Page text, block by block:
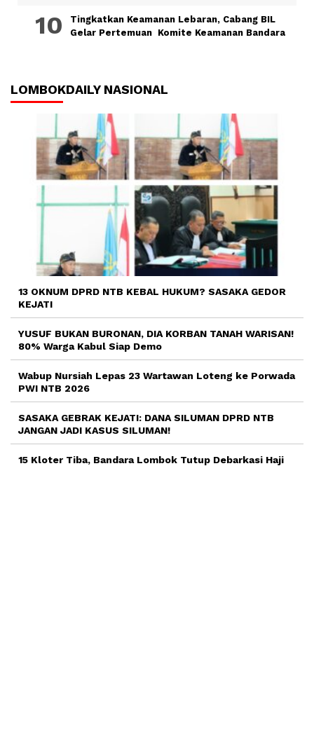
Tingkatkan Keamanan Lebaran, Cabang BIL
Gelar Pertemuan Komite Keamanan Bandara
LOMBOKDAILY NASIONAL
13 OKNUM DPRD NTB KEBAL HUKUM? SASAKA GEDOR
KEJATI
YUSUF BUKAN BURONAN, DIA KORBAN TANAH WARISAN!
80% Warga Kabul Siap Demo
Wabup Nursiah Lepas 23 Wartawan Loteng ke Porwada
PWI NTB 2026
SASAKA GEBRAK KEJATI: DANA SILUMAN DPRD NTB
JANGAN JADI KASUS SILUMAN!
15 Kloter Tiba, Bandara Lombok Tutup Debarkasi Haji